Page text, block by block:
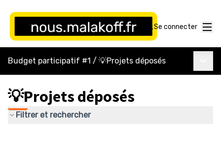
Se connecter
Budget participatif #1 / 💡Projets déposés
💡Projets déposés
Filtrer et rechercher